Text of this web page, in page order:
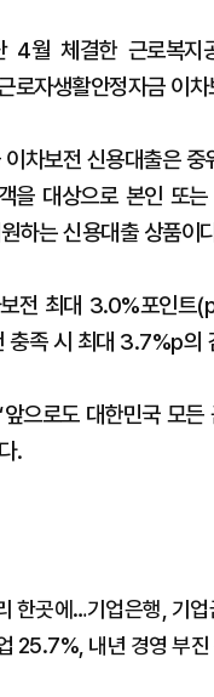
4월 체결한 근로복
로자생활안정자금 이
차보전 신용대출은
을 대상으로 본인 또
하는 신용대출 상품이
전 최대 3.0%포인
족 시 최대 3.7%p의
으로도 대한민국 모
.
한곳에…기업은행, 기
25.7%, 내년 경영 부